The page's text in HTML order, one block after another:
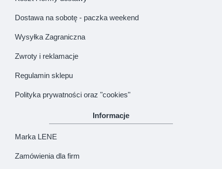
Dostawa na sobotę - paczka weekend
Wysyłka Zagraniczna
Zwroty i reklamacje
Regulamin sklepu
Polityka prywatności oraz "cookies"
Informacje
Marka LENE
Zamówienia dla firm